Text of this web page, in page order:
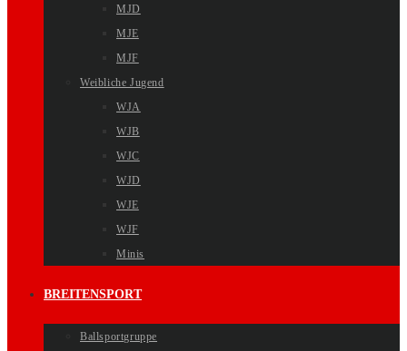
MJD
MJE
MJF
Weibliche Jugend
WJA
WJB
WJC
WJD
WJE
WJF
Minis
BREITENSPORT
Ballsportgruppe